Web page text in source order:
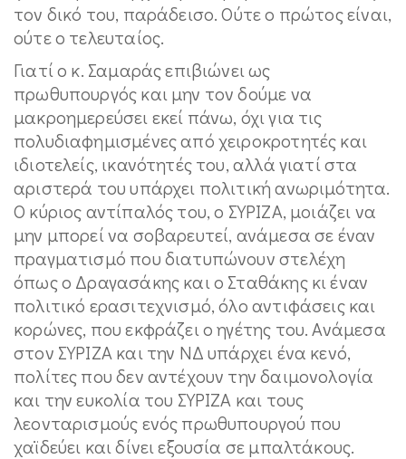
τον δικό του, παράδεισο. Ούτε ο πρώτος είναι,
ούτε ο τελευταίος.
Γιατί ο κ. Σαμαράς επιβιώνει ως
πρωθυπουργός και μην τον δούμε να
μακροημερεύσει εκεί πάνω, όχι για τις
πολυδιαφημισμένες από χειροκροτητές και
ιδιοτελείς, ικανότητές του, αλλά γιατί στα
αριστερά του υπάρχει πολιτική ανωριμότητα.
Ο κύριος αντίπαλός του, ο ΣΥΡΙΖΑ, μοιάζει να
μην μπορεί να σοβαρευτεί, ανάμεσα σε έναν
πραγματισμό που διατυπώνουν στελέχη
όπως ο Δραγασάκης και ο Σταθάκης κι έναν
πολιτικό ερασιτεχνισμό, όλο αντιφάσεις και
κορώνες, που εκφράζει ο ηγέτης του. Ανάμεσα
στον ΣΥΡΙΖΑ και την ΝΔ υπάρχει ένα κενό,
πολίτες που δεν αντέχουν την δαιμονολογία
και την ευκολία του ΣΥΡΙΖΑ και τους
λεονταρισμούς ενός πρωθυπουργού που
χαϊδεύει και δίνει εξουσία σε μπαλτάκους.